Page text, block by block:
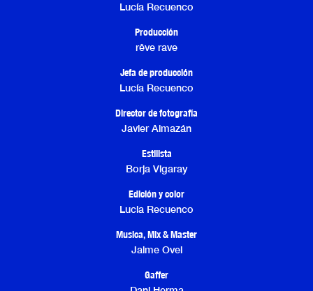
Lucía Recuenco
Producción
rêve rave
Jefa de producción
Lucía Recuenco
Director de fotografía
Javier Almazán
Estilista
Borja Vigaray
Edición y color
Lucia Recuenco
Musica, Mix & Master
Jaime Ovel
Gaffer